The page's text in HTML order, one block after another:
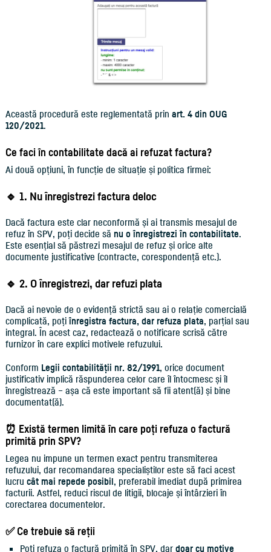
Această procedură este reglementată prin art. 4 din OUG
120/2021.
Ce faci în contabilitate dacă ai refuzat factura?
Ai două opțiuni, în funcție de situație și politica firmei:
🔹 1. Nu înregistrezi factura deloc
Dacă factura este clar neconformă și ai transmis mesajul de
refuz în SPV, poți decide să nu o înregistrezi în contabilitate.
Este esențial să păstrezi mesajul de refuz și orice alte
documente justificative (contracte, corespondență etc.).
🔹 2. O înregistrezi, dar refuzi plata
Dacă ai nevoie de o evidență strictă sau ai o relație comercială
complicată, poțiînregistra factura, dar refuza plata, parțial sau
integral. În acest caz, redactează o notificare scrisă către
furnizor în care explici motivele refuzului.
Conform Legii contabilității nr. 82/1991, orice document
justificativ implică răspunderea celor care îl întocmesc și îl
înregistrează – așa că este important să fii atent(ă) și bine
documentat(ă).
⏰ Există termen limită în care poți refuza o factură
primită prin SPV?
Legea nu impune un termen exact pentru transmiterea
refuzului, dar recomandarea specialiștilor este să faci acest
lucru cât mai repede posibil, preferabil imediat după primirea
facturii. Astfel, reduci riscul de litigii, blocaje și întârzieri în
corectarea documentelor.
✅ Ce trebuie să reții
Poți refuza o factură primită în SPV, dar doar cu motive